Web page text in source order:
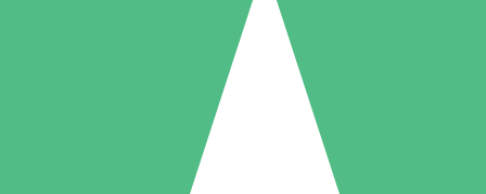
Individuelle Credit-Pakete
nach Bedarf mit Download-Credits. Keine monatliche Verpflichtung